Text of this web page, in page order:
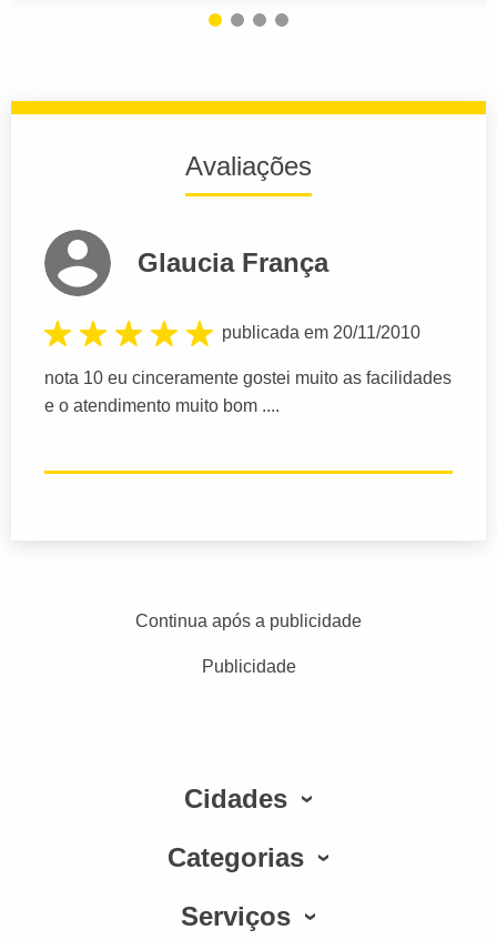
Avaliações
Glaucia França
publicada em 20/11/2010
nota 10 eu cinceramente gostei muito as facilidades
e o atendimento muito bom ....
Continua após a publicidade
Publicidade
Cidades
Categorias
Serviços